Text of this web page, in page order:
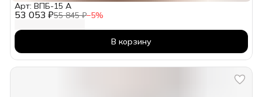
53 053 ₽55 845 ₽−5%
Арт: ВПБ-15 А
В корзину